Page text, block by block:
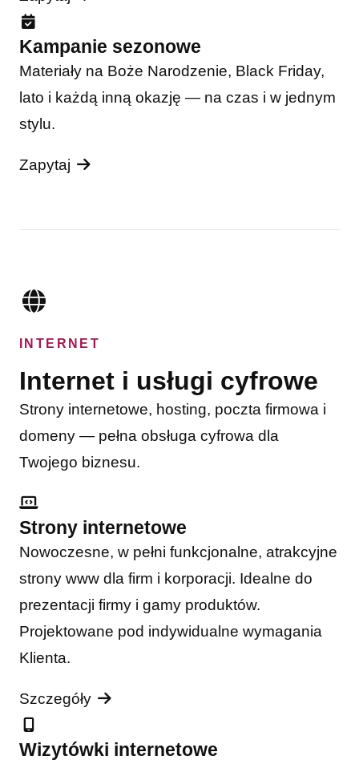
Kampanie sezonowe
Materiały na Boże Narodzenie, Black Friday,
lato i każdą inną okazję — na czas i w jednym
stylu.
Zapytaj
INTERNET
Internet i usługi cyfrowe
Strony internetowe, hosting, poczta firmowa i
domeny — pełna obsługa cyfrowa dla
Twojego biznesu.
Strony internetowe
Nowoczesne, w pełni funkcjonalne, atrakcyjne
strony www dla firm i korporacji. Idealne do
prezentacji firmy i gamy produktów.
Projektowane pod indywidualne wymagania
Klienta.
Szczegóły
Wizytówki internetowe